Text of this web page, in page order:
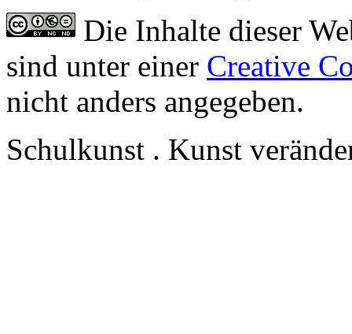
Die Inhalte dieser
sind unter einer Creative
nicht anders angegeben.
Schulkunst . Kunst